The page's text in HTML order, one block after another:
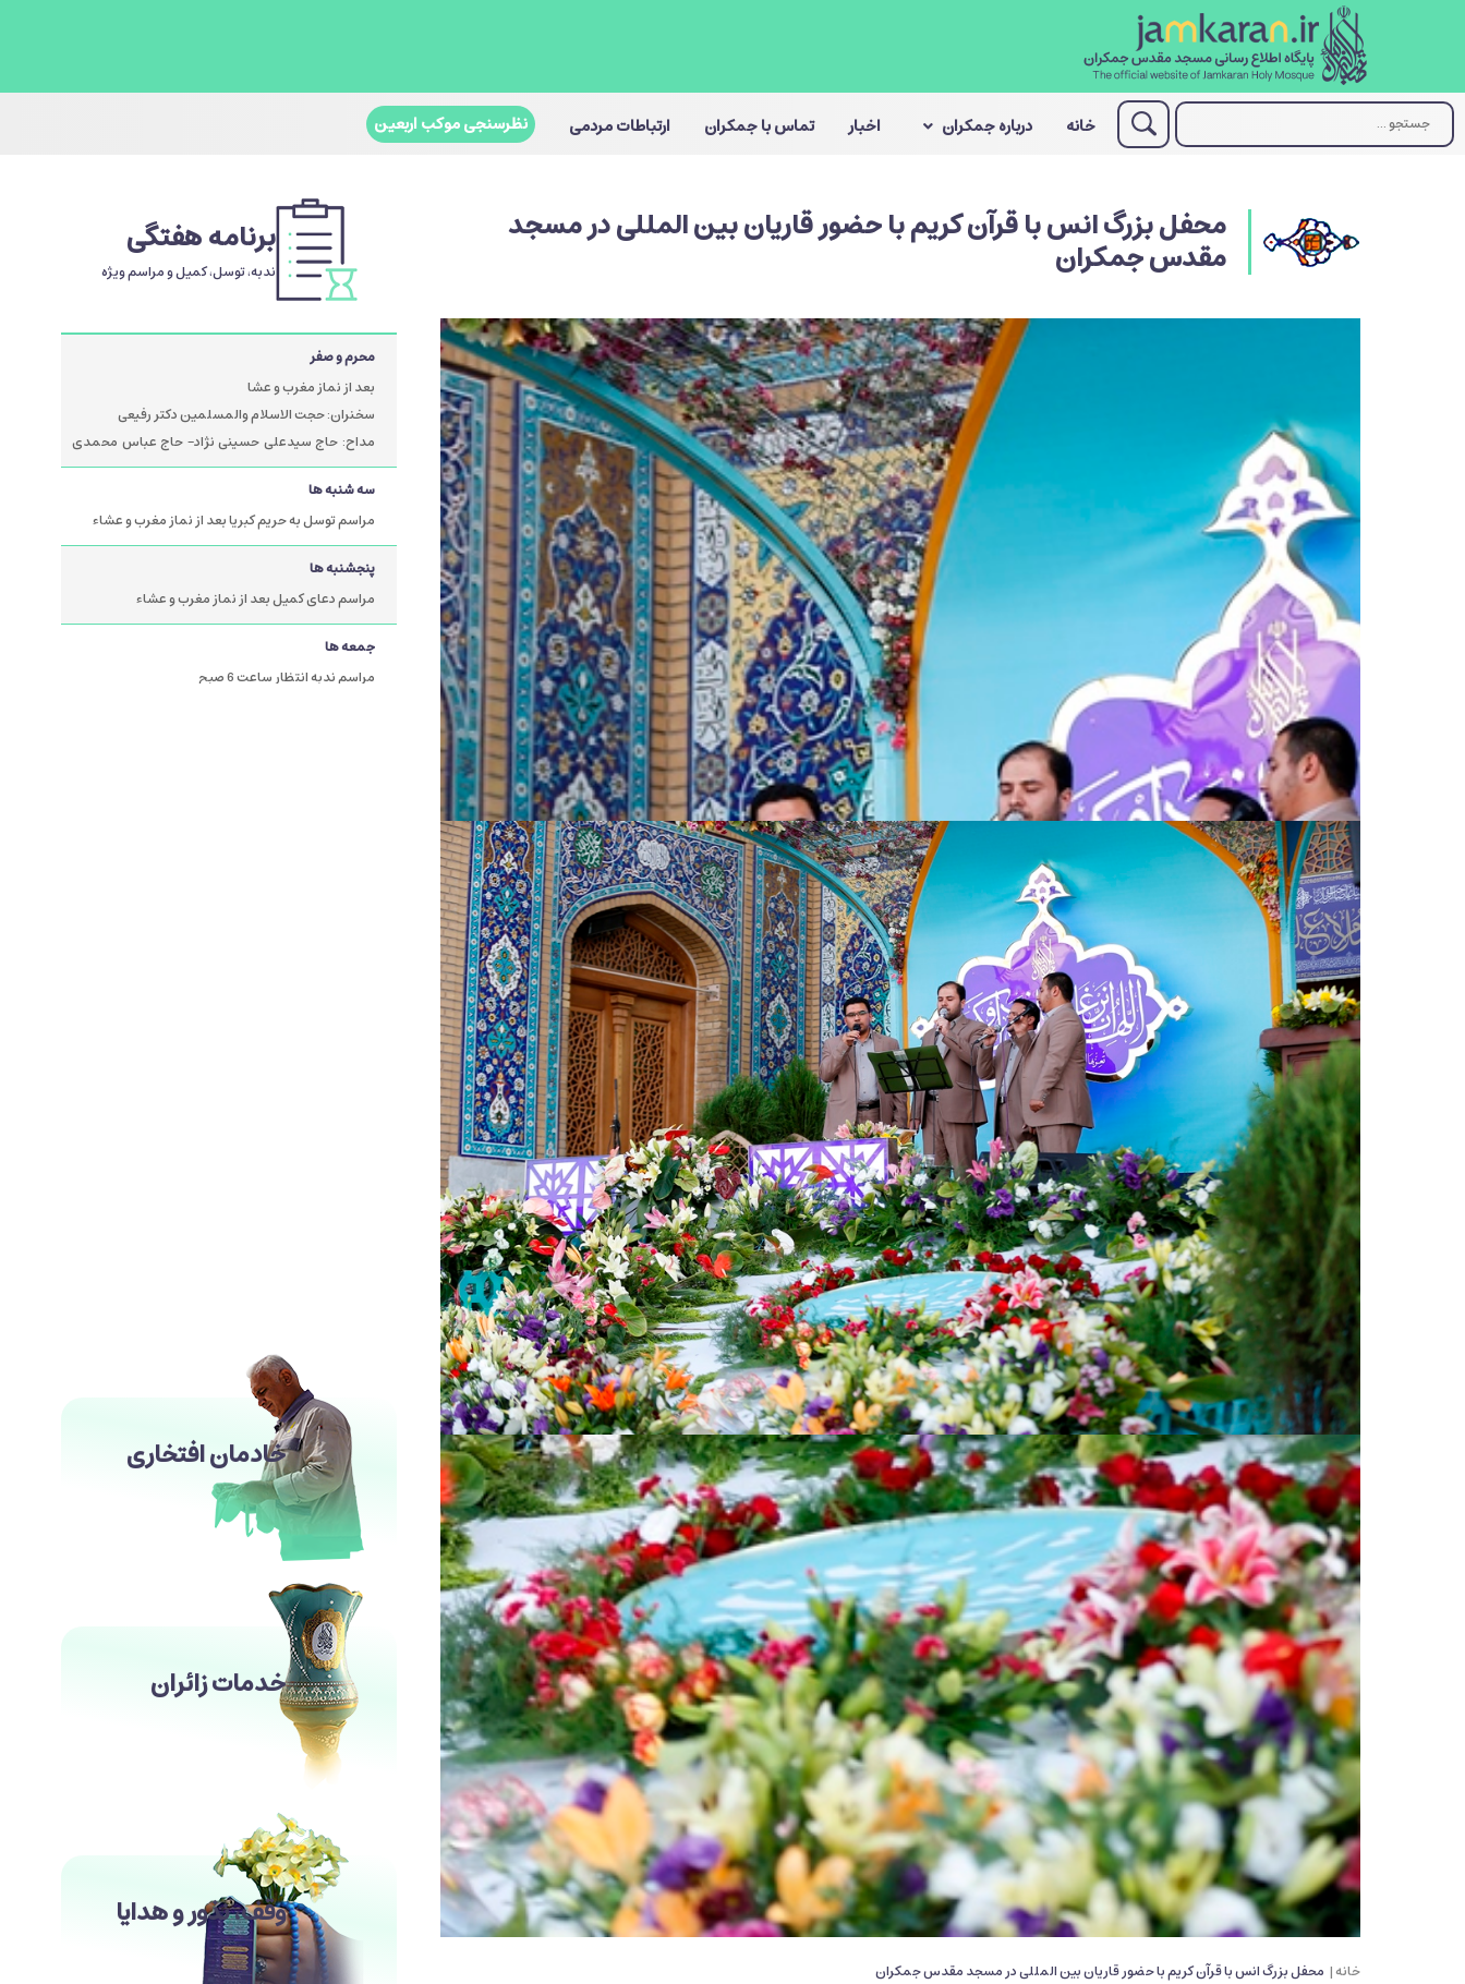
خانه درباره جمکران اخبار تماس با جمکران ارتباطات مردمی نظرسنجی موکب اربعین
محفل بزرگ انس با قرآن کریم با حضور قاریان بین المللی در مسجد
مقدس جمکران
خانه | محفل بزرگ انس با قرآن کریم با حضور قاریان بین المللی در مسجد مقدس جمکران
برنامه هفتگی
ندبه، توسل، کمیل و مراسم ویژه
محرم و صفر
بعد از نماز مغرب و عشا
سخنران: حجت الاسلام والمسلمین دکتر رفیعی
مداح: حاج سیدعلی حسینی نژاد- حاج عباس محمدی
پور
سه شنبه ها
مراسم توسل به حریم کبریا بعد از نماز مغرب و عشاء
پنجشنبه ها
مراسم دعای کمیل بعد از نماز مغرب و عشاء
جمعه ها
مراسم ندبه انتظار ساعت 6 صبح
خادمان افتخاری
خدمات زائران
وقف، نذور و هدایا